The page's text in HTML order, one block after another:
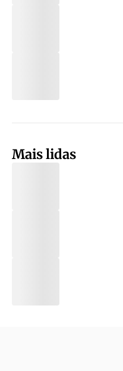
Mais lidas